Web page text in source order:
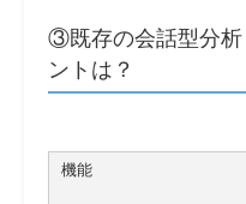
③既存の会話型分析
ントは？
機能